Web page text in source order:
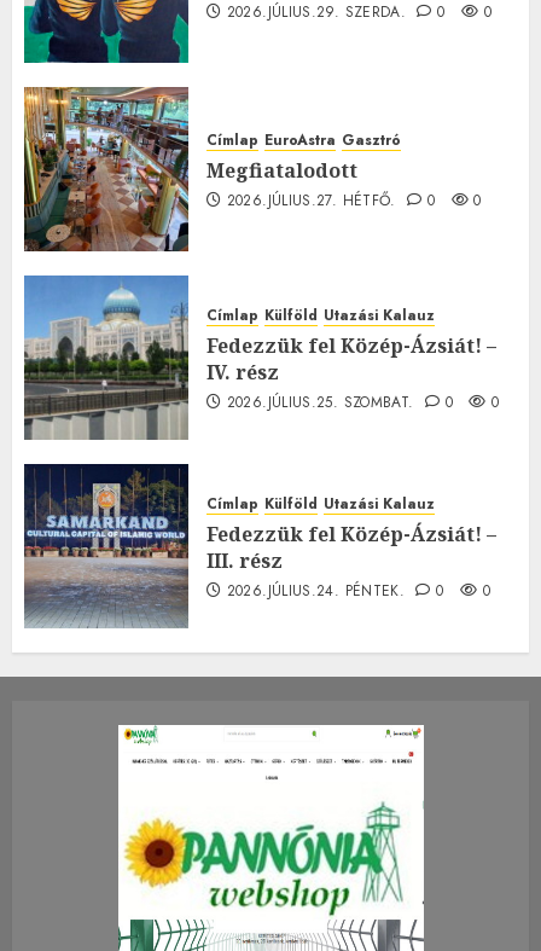
2026.JÚLIUS.29. SZERDA. 0 0
Címlap EuroAstra Gasztró
Megfiatalodott
2026.JÚLIUS.27. HÉTFŐ. 0 0
Címlap Külföld Utazási Kalauz
Fedezzük fel Közép-Ázsiát! –
IV. rész
2026.JÚLIUS.25. SZOMBAT. 0 0
Címlap Külföld Utazási Kalauz
Fedezzük fel Közép-Ázsiát! –
III. rész
2026.JÚLIUS.24. PÉNTEK. 0 0